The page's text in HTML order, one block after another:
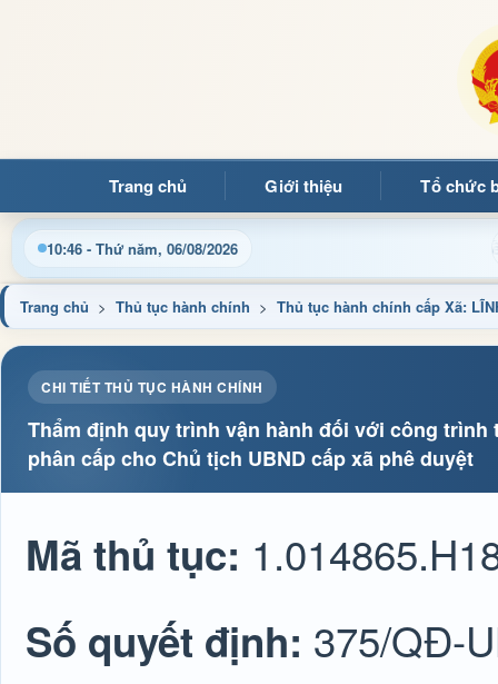
Trang chủ Giới thiệu Tổ chức
10:46 - Thứ năm, 06/08/2026
tin điện tử xã Mường Ảng Cập nhật thông tin điều
Trang chủ > Thủ tục hành chính > Thủ tục hành chính cấp Xã:
CHI TIẾT THỦ TỤC HÀNH CHÍNH
Thẩm định quy trình vận hành đối với công
phân cấp cho Chủ tịch UBND cấp xã phê duyệt
Mã thủ tục:
Số quyết định: 375/QĐ-